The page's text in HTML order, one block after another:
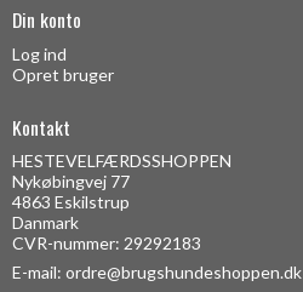
Din konto
Log ind
Opret bruger
Kontakt
HESTEVELFÆRDSSHOPPEN
Nykøbingvej 77
4863 Eskilstrup
Danmark
CVR-nummer: 29292183
E-mail: ordre@brugshundeshoppen.dk